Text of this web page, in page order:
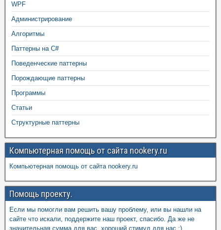
WPF
Администрирование
Алгоритмы
Паттерны на C#
Поведенческие паттерны
Порождающие паттерны
Программы
Статьи
Структурные паттерны
Компьютерная помощь от сайта nookery.ru
Компьютерная помощь от сайта nookery.ru
Помощь проекту.
Если мы помогли вам решить вашу проблему, или вы нашли на
сайте что искали, поддержите наш проект, спасибо. Да же не
значительная сумма для вас, хороший стимул для нас :)